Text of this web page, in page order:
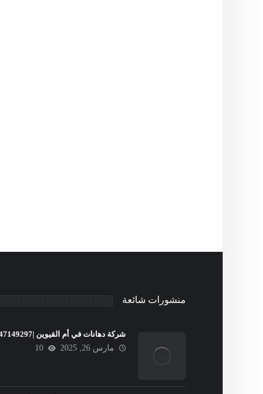
منشورات شائعة
شركة دهانات في أم القيوين |0547149297
مارس 26, 2025
10